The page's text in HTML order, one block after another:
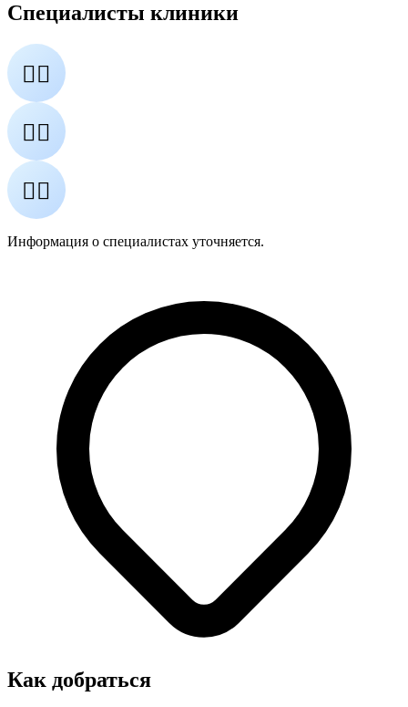
Специалисты клиники
👨‍⚕️
👩‍⚕️
👨‍⚕️
Информация о специалистах уточняется.
Как добраться